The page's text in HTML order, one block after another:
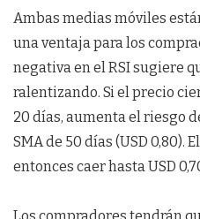
Ambas medias móviles
una ventaja para los
negativa en el RSI sugiere
ralentizando. Si el precio
20 días, aumenta el riesgo
SMA de 50 días (USD 0,80).
entonces caer hasta USD